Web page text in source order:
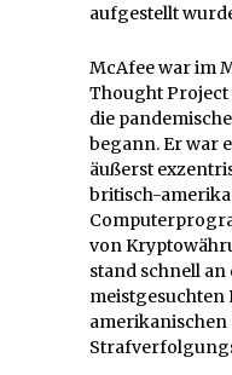
aufgestellt
McAfee war im
Thought Project
die
begann. Er war
äußerst
britisch-
von
stand schnell an
meistgesuchten
amerikanischen